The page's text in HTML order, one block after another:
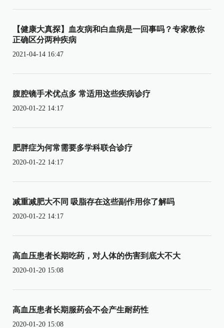
【健康大真探】血友病和白血病是一回事吗？专家教你
正确区分两种疾病
2021-04-14 16:47
腹腔镜手术优点多 常适用这些疾病诊疗
2020-01-22 14:17
肥胖症为何常需要多学科联合诊疗
2020-01-22 14:17
减重减肥大不同 吸脂存在这些副作用你了解吗
2020-01-22 14:17
高血压患者长期吃药，对人体的伤害到底大不大
2020-01-20 15:08
高血压患者长期服药会不会产生耐药性
2020-01-20 15:08